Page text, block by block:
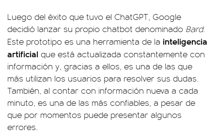
Luego del éxito que tuvo el ChatGPT, Google
decidió lanzar su propio chatbot denominado Bard.
Este prototipo es una herramienta de la inteligencia
artificial que está actualizada constantemente con
información y, gracias a ellos, es una de las que
más utilizan los usuarios para resolver sus dudas.
También, al contar con información nueva a cada
minuto, es una de las más confiables, a pesar de
que por momentos puede presentar algunos
errores.